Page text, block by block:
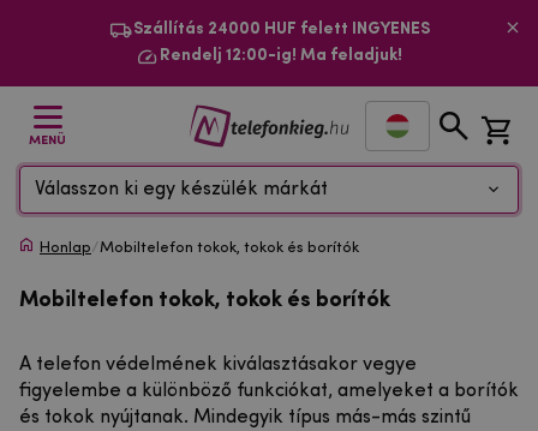
Szállítás 24000 HUF felett INGYENES
Rendelj 12:00-ig! Ma feladjuk!
MENÜ
Válasszon ki egy készülék márkát
Honlap/Mobiltelefon tokok, tokok és borítók
Mobiltelefon tokok, tokok és borítók
A telefon védelmének kiválasztásakor vegye
figyelembe a különböző funkciókat, amelyeket a borítók
és tokok nyújtanak. Mindegyik típus más-más szintű